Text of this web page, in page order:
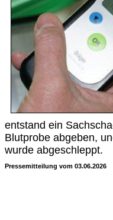
entstand ein
Blutprobe abgeben,
wurde abgeschleppt.
Pressemitteilung vom 03.06.2026